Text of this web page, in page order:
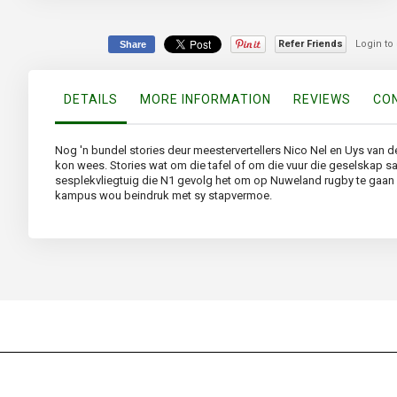
Share Refer Friends Login to
DETAILS MORE INFORMATION REVIEWS
Nog 'n bundel stories deur meestervertellers Nico Nel en Uys van
kon wees. Stories wat om die tafel of om die vuur die geselskap
sesplekvliegtuig die N1 gevolg het om op Nuweland rugby te
kampus wou beindruk met sy stapvermoe.